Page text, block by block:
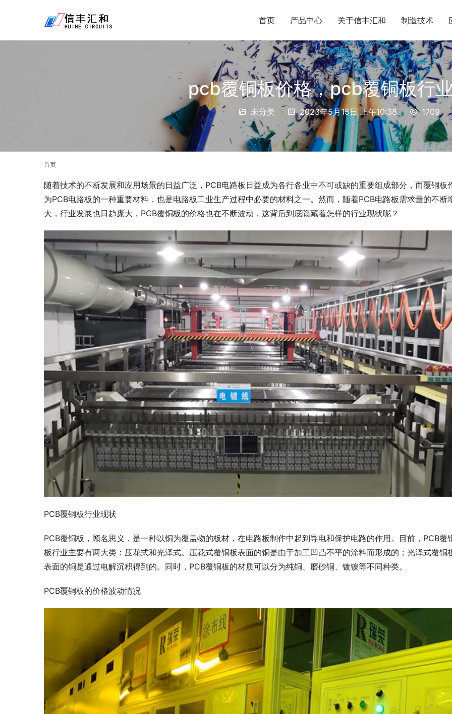
首页 产品中心 关于信丰汇和 制造技术
pcb覆铜板价格，pcb覆铜板行
未分类 2023年5月15日 上午10:38 1709
首页
随着技术的不断发展和应用场景的日益广泛，PCB电路板日益成为各行各业中不可或缺的重要组成部分，而覆铜板
为PCB电路板的一种重要材料，也是电路板工业生产过程中必要的材料之一。然而，随着PCB电路板需求量的不断
大，行业发展也日趋庞大，PCB覆铜板的价格也在不断波动，这背后到底隐藏着怎样的行业现状呢？
PCB覆铜板行业现状
PCB覆铜板，顾名思义，是一种以铜为覆盖物的板材，在电路板制作中起到导电和保护电路的作用。目前，PCB覆
板行业主要有两大类：压花式和光泽式。压花式覆铜板表面的铜是由于加工凹凸不平的涂料而形成的；光泽式覆铜
表面的铜是通过电解沉积得到的。同时，PCB覆铜板的材质可以分为纯铜、磨砂铜、镀镍等不同种类。
PCB覆铜板的价格波动情况